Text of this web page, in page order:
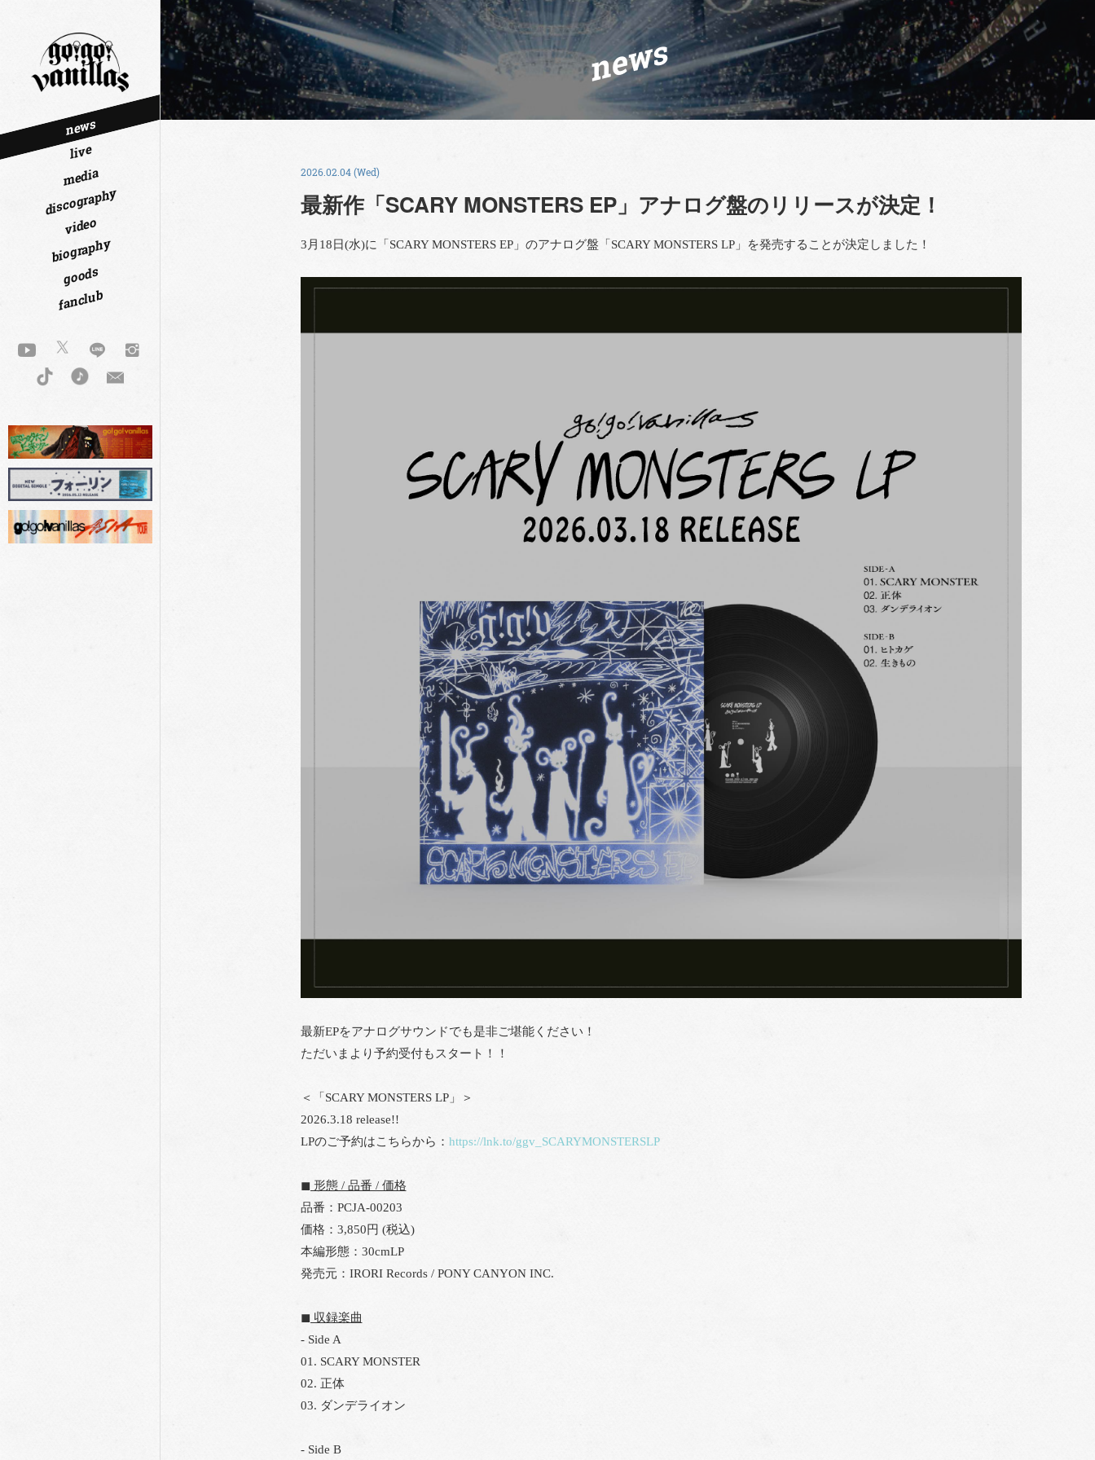
news
live
media
discography
video
biography
goods
fanclub
news
2026.02.04 (Wed)
最新作「SCARY MONSTERS EP」アナログ盤のリリースが決定！
3月18日(水)に「SCARY MONSTERS EP」のアナログ盤「SCARY MONSTERS LP」を発売することが決定しました！
最新EPをアナログサウンドでも是非ご堪能ください！
ただいまより予約受付もスタート！！
＜「SCARY MONSTERS LP」＞
2026.3.18 release!!
LPのご予約はこちらから： https://lnk.to/ggv_SCARYMONSTERSLP
◼︎ 形態 / 品番 / 価格
品番：PCJA-00203
価格：3,850円 (税込)
本編形態：30cmLP
発売元：IRORI Records / PONY CANYON INC.
◼︎ 収録楽曲
- Side A
01. SCARY MONSTER
02. 正体
03. ダンデライオン
- Side B